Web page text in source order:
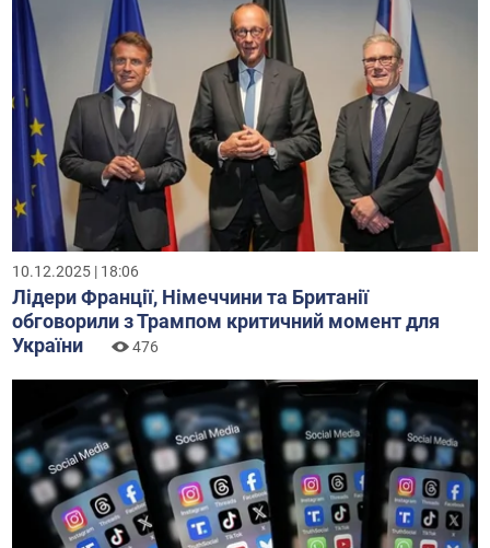
10.12.2025 | 18:06
Лідери Франції, Німеччини та Британії
обговорили з Трампом критичний момент для
України
476